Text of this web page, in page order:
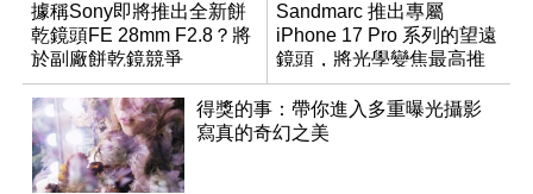
據稱Sony即將推出全新餅
乾鏡頭FE 28mm F2.8？將
於副廠餅乾鏡競爭
Sandmarc 推出專屬
iPhone 17 Pro 系列的望遠
鏡頭，將光學變焦最高推
升至 16 倍
得獎的事：帶你進入多重曝光攝影
寫真的奇幻之美